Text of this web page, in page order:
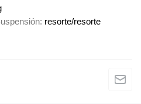
resorte/resorte